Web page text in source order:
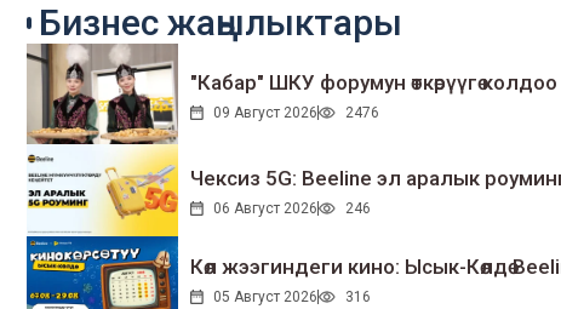
Бизнес жаңылыктары
"Кабар" ШКУ форумун өткөрүүгө колдоо
09 Август 2026 2476
Чексиз 5G: Beeline эл аралык
06 Август 2026 246
Көл жээгиндеги кино: Ысык-Көлдө
05 Август 2026 316